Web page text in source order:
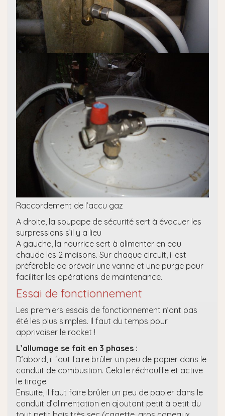
Raccordement de l’accu gaz
A droite, la soupape de sécurité sert à évacuer les
surpressions s’il y a lieu
A gauche, la nourrice sert à alimenter en eau
chaude les 2 maisons. Sur chaque circuit, il est
préférable de prévoir une vanne et une purge pour
faciliter les opérations de maintenance.
Essai de fonctionnement
Les premiers essais de fonctionnement n’ont pas
été les plus simples. Il faut du temps pour
apprivoiser le rocket !
L’allumage se fait en 3 phases :
D’abord, il faut faire brûler un peu de papier dans le
conduit de combustion. Cela le réchauffe et active
le tirage.
Ensuite, il faut faire brûler un peu de papier dans le
conduit d’alimentation en ajoutant petit à petit du